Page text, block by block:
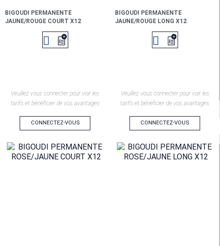
BIGOUDI PERMANENTE
JAUNE/ROUGE COURT X12

Veuillez vous connecter pour voir les
tarifs et bénéficier de vos avantages
CONNECTEZ-VOUS
BIGOUDI PERMANENTE
JAUNE/ROUGE LONG X12

Veuillez vous connecter pour voir les
tarifs et bénéficier de vos avantages
CONNECTEZ-VOUS